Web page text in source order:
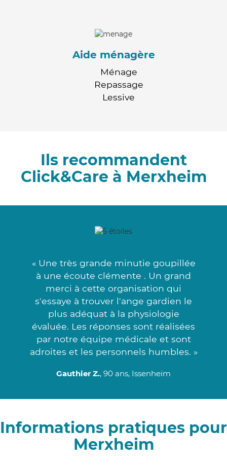
Aide ménagère
Ménage
Repassage
Lessive
Ils recommandent
Click&Care à Merxheim
« Une très grande minutie goupillée
à une écoute clémente . Un grand
merci à cette organisation qui
s'essaye à trouver l'ange gardien le
plus adéquat à la physiologie
évaluée. Les réponses sont réalisées
par notre équipe médicale et sont
adroites et les personnels humbles. »
Gauthier Z., 90 ans, Issenheim
Informations pratiques pour
Merxheim